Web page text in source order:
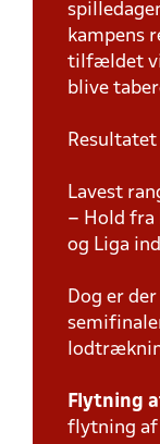
kampens
tilfældet
blive
Lavest
– Hold
og Liga
Dog er
Flytning
flytning af